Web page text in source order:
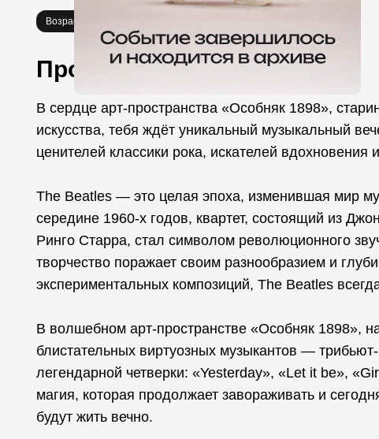
Возраст 6+
Про событие
В сердце арт-пространства «Особняк 1898»,
искусства, тебя ждёт уникальный музыкальный
ценителей классики рока, искателей вдохновения
The Beatles — это целая эпоха, изменившая мир
середине 1960-х годов, квартет, состоящий из
Ринго Старра, стал символом революционного
творчество поражает своим разнообразием и
экспериментальных композиций, The Beatles
В волшебном арт-пространстве «Особняк 1898»,
блистательных виртуозных музыкантов —
легендарной четверки: «Yesterday», «Let it be»,
магия, которая продолжает завораживать и
будут жить вечно.